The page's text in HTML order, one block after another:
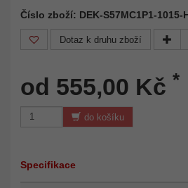
Číslo zboží: DEK-S57MC1P1-1015-
Dotaz k druhu zboží
od 555,00 Kč *
do košíku
Specifikace